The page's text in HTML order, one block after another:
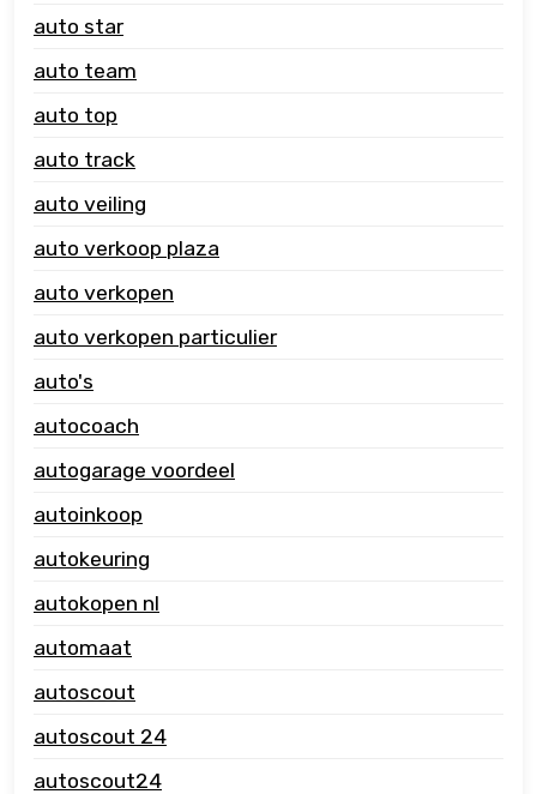
auto star
auto team
auto top
auto track
auto veiling
auto verkoop plaza
auto verkopen
auto verkopen particulier
auto's
autocoach
autogarage voordeel
autoinkoop
autokeuring
autokopen nl
automaat
autoscout
autoscout 24
autoscout24